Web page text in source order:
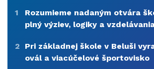
1
Rozumieme nadaným otvára
plný výziev, logiky a
2
Pri základnej škole v Beluši
ovál a viacúčelové športovisko